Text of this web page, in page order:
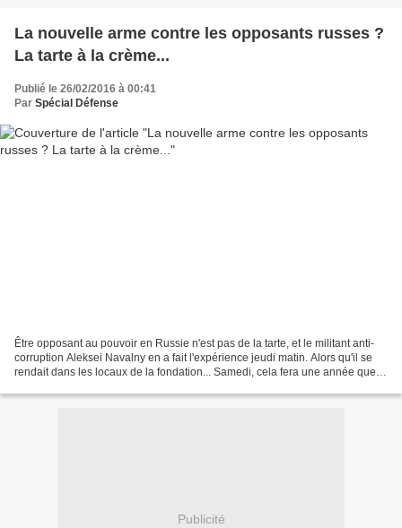
La nouvelle arme contre les opposants russes ?
La tarte à la crème...
Publié le 26/02/2016 à 00:41
Par Spécial Défense
Être opposant au pouvoir en Russie n'est pas de la tarte, et le militant anti-
corruption Aleksei Navalny en a fait l'expérience jeudi matin. Alors qu'il se
rendait dans les locaux de la fondation... Samedi, cela fera une année que
Publicité